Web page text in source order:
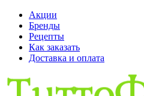
Акции
Бренды
Рецепты
Как заказать
Доставка и оплата